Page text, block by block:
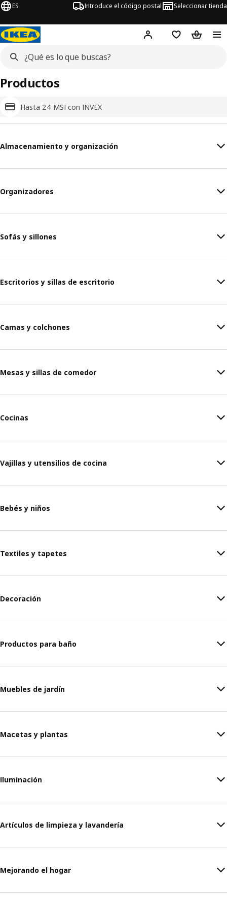
ES Introduce el código postal Seleccionar tienda
Hej! Inicia sesión o
Lista de la
Carrito
Hasta 24 MSI con INVEX
Productos
Almacenamiento y organización
Organizadores
Sofás y sillones
Escritorios y sillas de escritorio
Camas y colchones
Mesas y sillas de comedor
Cocinas
Vajillas y utensilios de cocina
Bebés y niños
Textiles y tapetes
Decoración
Productos para baño
Muebles de jardín
Macetas y plantas
Iluminación
Artículos de limpieza y lavandería
Mejorando el hogar